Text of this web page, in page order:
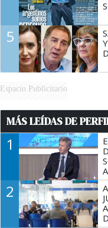
5
Espacio Publicitario
MÁS LEÍDAS DE
1
2